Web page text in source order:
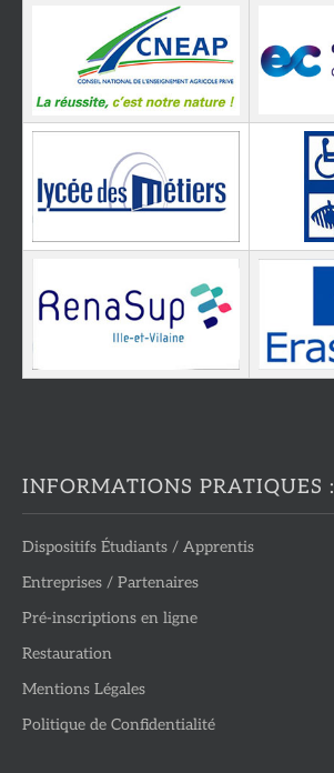
INFORMATIONS PRATIQUES :
Dispositifs Étudiants / Apprentis
Entreprises / Partenaires
Pré-inscriptions en ligne
Restauration
Mentions Légales
Politique de Confidentialité